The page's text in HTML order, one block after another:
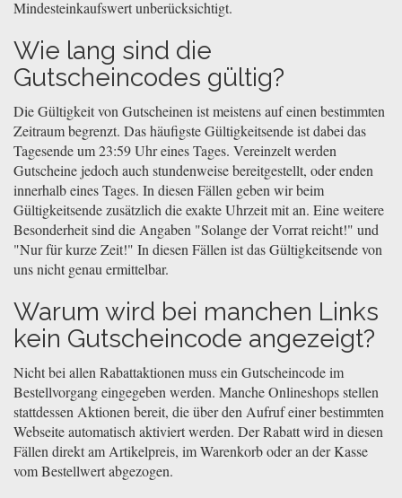
Mindesteinkaufswert unberücksichtigt.
Wie lang sind die
Gutscheincodes gültig?
Die Gültigkeit von Gutscheinen ist meistens auf einen bestimmten
Zeitraum begrenzt. Das häufigste Gültigkeitsende ist dabei das
Tagesende um 23:59 Uhr eines Tages. Vereinzelt werden
Gutscheine jedoch auch stundenweise bereitgestellt, oder enden
innerhalb eines Tages. In diesen Fällen geben wir beim
Gültigkeitsende zusätzlich die exakte Uhrzeit mit an. Eine weitere
Besonderheit sind die Angaben "Solange der Vorrat reicht!" und
"Nur für kurze Zeit!" In diesen Fällen ist das Gültigkeitsende von
uns nicht genau ermittelbar.
Warum wird bei manchen Links
kein Gutscheincode angezeigt?
Nicht bei allen Rabattaktionen muss ein Gutscheincode im
Bestellvorgang eingegeben werden. Manche Onlineshops stellen
stattdessen Aktionen bereit, die über den Aufruf einer bestimmten
Webseite automatisch aktiviert werden. Der Rabatt wird in diesen
Fällen direkt am Artikelpreis, im Warenkorb oder an der Kasse
vom Bestellwert abgezogen.